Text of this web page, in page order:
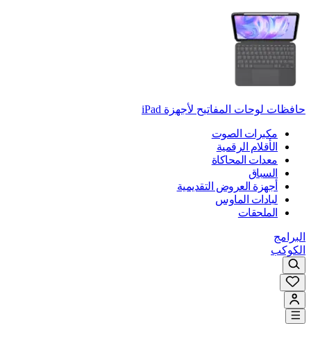
حافظات لوحات المفاتيح لأجهزة ‏iPad
مكبرات الصوت
الأقلام الرقمية
معدات المحاكاة
السباق
أجهزة العروض التقديمية
لبادات الماوس
الملحقات
البرامج
الكوكب